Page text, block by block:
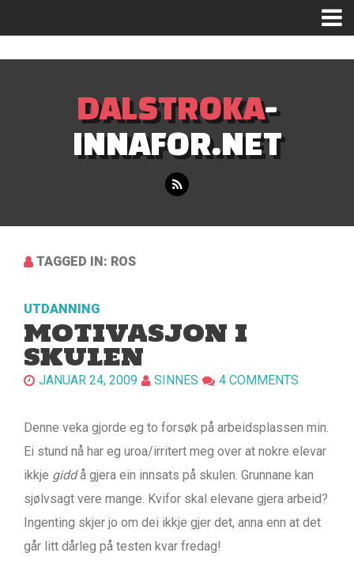
DALSTROKA-
INNAFOR.NET
TAGGED IN: ROS
UTDANNING
MOTIVASJON I
SKULEN
JANUAR 24, 2009 SINNES 4 COMMENTS
Denne veka gjorde eg to forsøk på arbeidsplassen min.
Ei stund nå har eg uroa/irritert meg over at nokre elevar
ikkje giddå gjera ein innsats på skulen. Grunnane kan
sjølvsagt vere mange. Kvifor skal elevane gjera arbeid?
Ingenting skjer jo om dei ikkje gjer det, anna enn at det
går litt dårleg på testen kvar fredag!